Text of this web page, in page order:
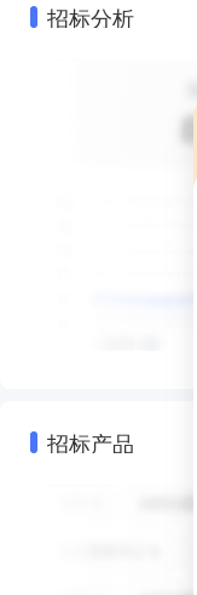
招标分析
招标产品